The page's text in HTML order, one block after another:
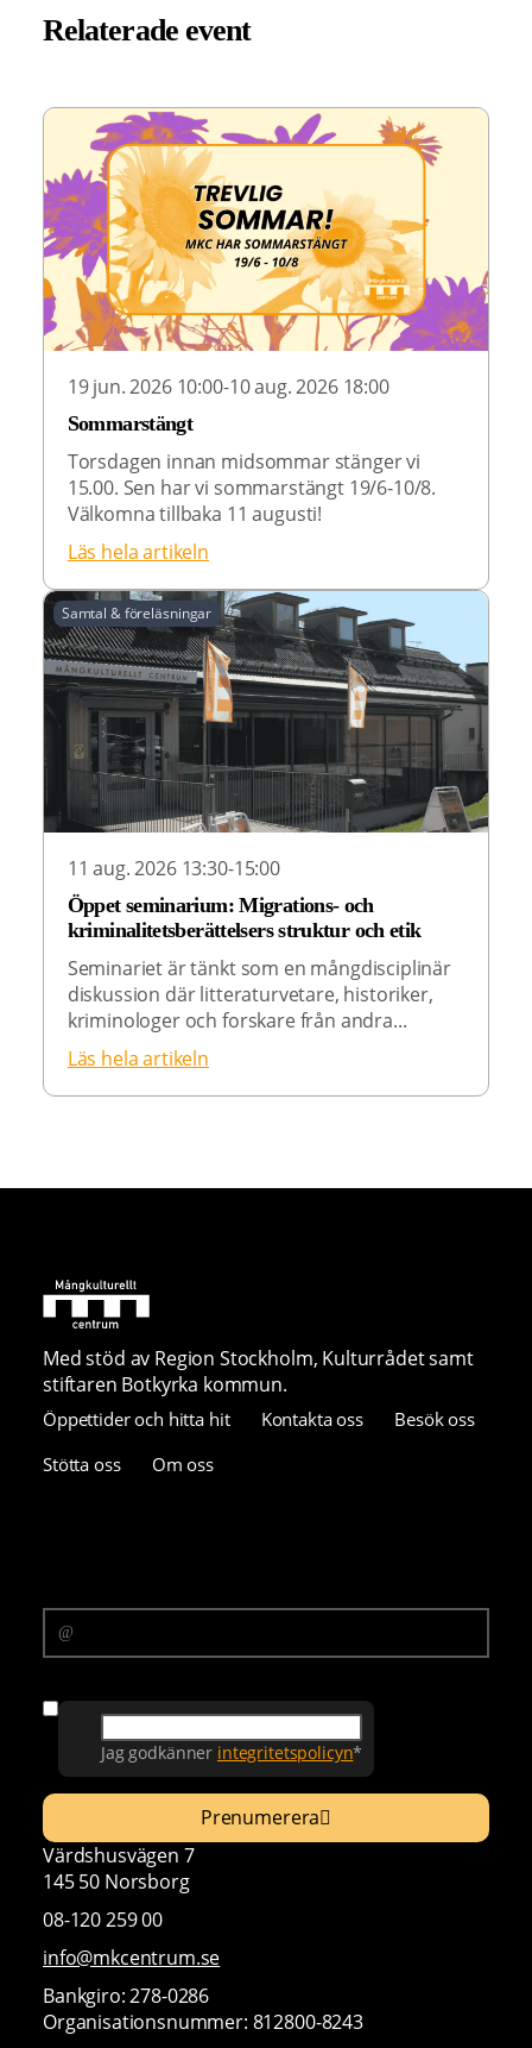
Relaterade event
19 jun. 2026 10:00-10 aug. 2026 18:00
Sommarstängt
Torsdagen innan midsommar stänger vi
15.00. Sen har vi sommarstängt 19/6-10/8.
Välkomna tillbaka 11 augusti!
Läs hela artikeln
Samtal & föreläsningar
11 aug. 2026 13:30-15:00
Öppet seminarium: Migrations- och
kriminalitetsberättelsers struktur och etik
Seminariet är tänkt som en mångdisciplinär
diskussion där litteraturvetare, historiker,
kriminologer och forskare från andra...
Läs hela artikeln
Med stöd av Region Stockholm, Kulturrådet samt
stiftaren Botkyrka kommun.
Öppettider och hitta hit Kontakta oss
Besök oss
Stötta oss
Om oss
Jag godkänner integritetspolicyn*
Prenumerera
Värdshusvägen 7
145 50 Norsborg
08-120 259 00
info@mkcentrum.se
Bankgiro: 278-0286
Organisationsnummer: 812800-8243